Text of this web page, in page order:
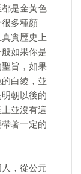
是金黃色
多種顏
實歷史上
如果你是
旨，如果
白綾，並
朝以後的
並沒有這
著一定的
，從公元